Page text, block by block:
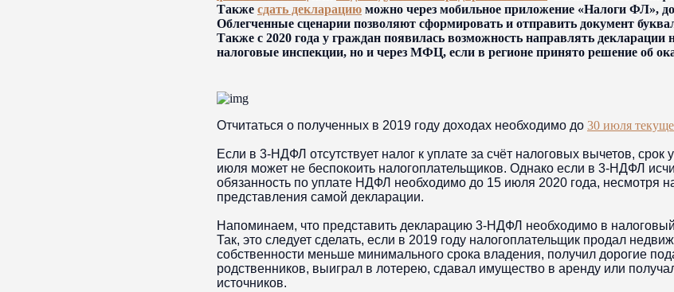
Также сдать декларацию можно через мобильное приложение «Налоги ФЛ»,
Облегченные сценарии позволяют сформировать и отправить документ
Также с 2020 года у граждан появилась возможность направлять декларации
налоговые инспекции, но и через МФЦ, если в регионе принято решение об
Отчитаться о полученных в 2019 году доходах необходимо до 30 июля
Если в 3-НДФЛ отсутствует налог к уплате за счёт налоговых вычетов,
июля может не беспокоить налогоплательщиков. Однако если в 3-НДФЛ
обязанность по уплате НДФЛ необходимо до 15 июля 2020 года, несмотря
представления самой декларации.
Напоминаем, что представить декларацию 3-НДФЛ необходимо в налоговый
Так, это следует сделать, если в 2019 году налогоплательщик продал
собственности меньше минимального срока владения, получил дорогие
родственников, выиграл в лотерею, сдавал имущество в аренду или
источников.